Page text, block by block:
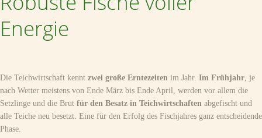
Energie
Die Teichwirtschaft kennt zwei große Erntezeiten im Jahr. Im Frühjahr, je
nach Wetter meistens von Ende März bis Ende April, werden vor allem die
Setzlinge und die Brut für den Besatz in Teichwirtschaften abgefischt und
alle Teiche neu besetzt. Eine für den Erfolg des Fischjahres ganz entscheidende
Phase.